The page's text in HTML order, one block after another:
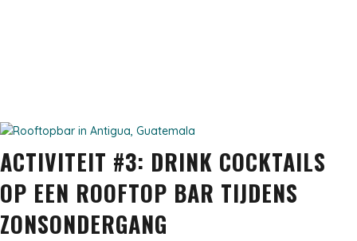
ACTIVITEIT #3: DRINK COCKTAILS
OP EEN ROOFTOP BAR TIJDENS
ZONSONDERGANG